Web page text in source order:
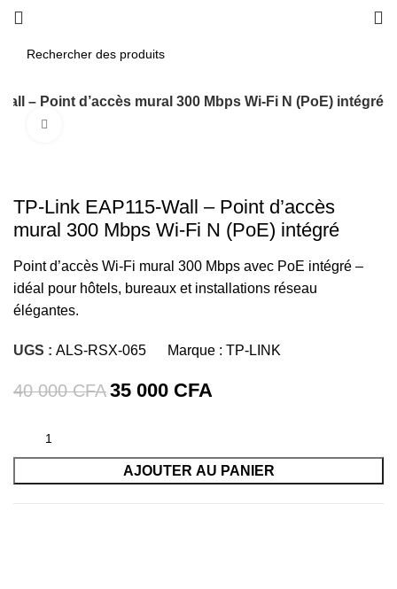
– Point d’accès mural 300 Mbps Wi-Fi N (PoE) intégré
TP-Link EAP115-Wall – Point d’accès
mural 300 Mbps Wi-Fi N (PoE) intégré
Point d’accès Wi-Fi mural 300 Mbps avec PoE intégré –
idéal pour hôtels, bureaux et installations réseau
élégantes.
UGS : ALS-RSX-065 Marque : TP-LINK
40 000CFA35 000 CFA
AJOUTER AU PANIER